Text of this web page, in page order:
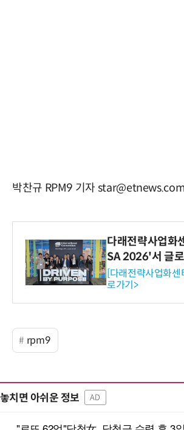
박찬규 RPM9 기자
다래전략사업화
SA 2026'서 글
와의 비즈니스
-바이오 해외 진
보
[다래전략사업화
로가기>
rpm9
놓치면 아쉬운 정보 AD